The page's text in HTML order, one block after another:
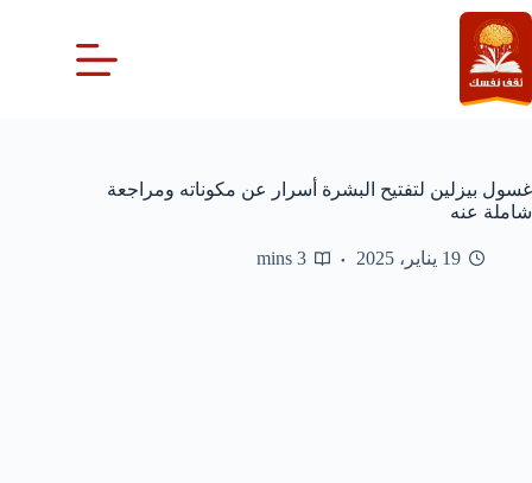
التجاوز
إلى
المحتوى
غسول بيزلين لتفتيح البشرة أسرار عن مكوناته ومراجعة
شاملة عنه
19 يناير، 2025 3 mins